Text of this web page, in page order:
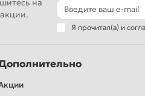
на
Я прочитал(а) и